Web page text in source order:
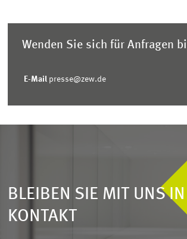
Wenden Sie sich für Anfragen
E-Mail presse@zew.de
BLEIBEN SIE MIT UNS IN
KONTAKT